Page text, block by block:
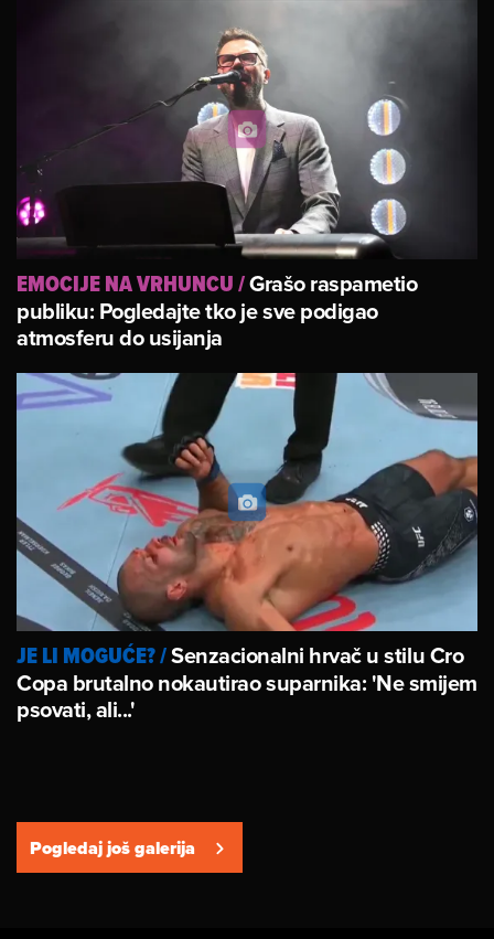
EMOCIJE NA VRHUNCU/Grašo raspametio
publiku: Pogledajte tko je sve podigao
atmosferu do usijanja
JE LI MOGUĆE?/Senzacionalni hrvač u stilu Cro
Copa brutalno nokautirao suparnika: 'Ne smijem
psovati, ali...'
Pogledaj još galerija